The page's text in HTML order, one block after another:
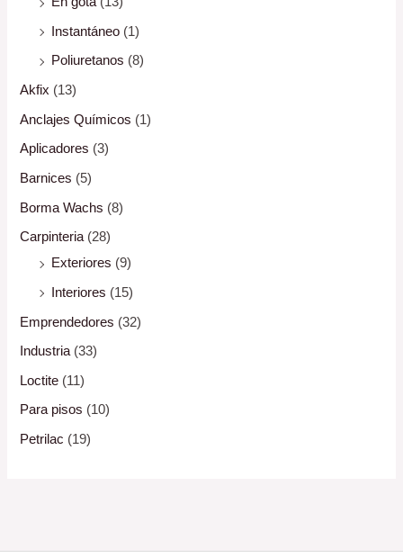
Instantáneo (1)
Poliuretanos (8)
Akfix (13)
Anclajes Químicos (1)
Aplicadores (3)
Barnices (5)
Borma Wachs (8)
Carpinteria (28)
Exteriores (9)
Interiores (15)
Emprendedores (32)
Industria (33)
Loctite (11)
Para pisos (10)
Petrilac (19)